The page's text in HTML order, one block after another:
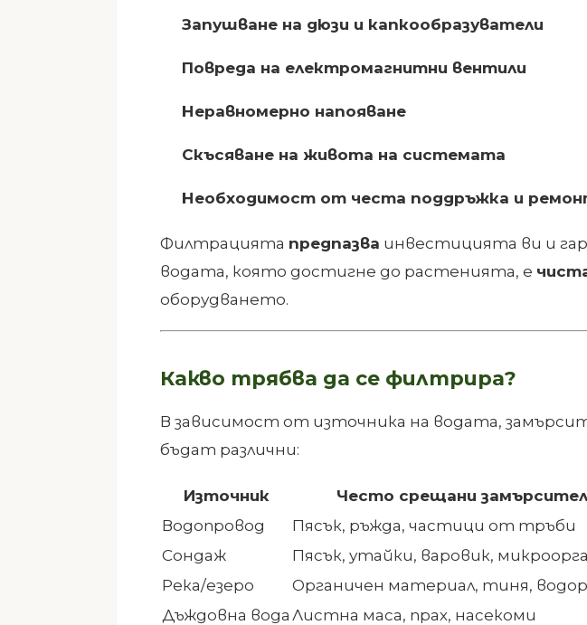
Запушване на дюзи и капкообразуватели
Повреда на електромагнитни вентили
Неравномерно напояване
Скъсяване на живота на системата
Необходимост от честа поддръжка и
Филтрацията предпазва инвестицията ви и
водата, която достигне до растенията, е
оборудването.
Какво трябва да се филтрира?
В зависимост от източника на водата,
бъдат различни:
Източник
Често срещани
Водопровод
Пясък, ръжда, частици от тръби
Сондаж
Пясък, утайки, варовик,
Река/езеро
Органичен материал, тиня,
Дъждовна вода Листна маса, прах, насекоми